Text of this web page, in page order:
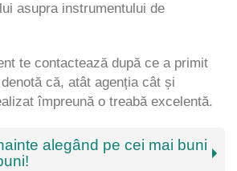
asupra instrumentului de
te contactează după ce a primit
că, atât agenția cât și
împreună o treabă excelentă.
alegând pe cei mai buni